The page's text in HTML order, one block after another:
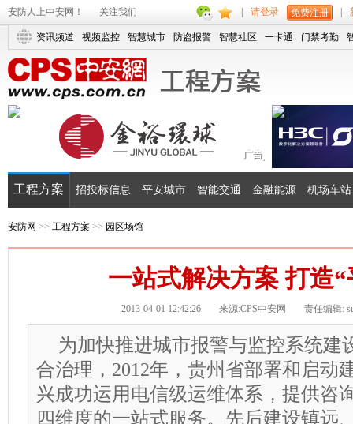
安防人上中安网！ 关注我们 请登录 免费注册
资讯频道 视频监控 智慧城市 防盗报警 智慧社区 一卡通 门禁考勤
工程方案 招投标信息 平安城市 智能交通 金融能源 机场车站
安防网 >> 工程方案 >> 园区场馆
一站式解决方案 打造
2013-04-01 12:42:26 来源:CPS中安网 责任编辑:
为加快推进城市报警与监控系统建
合治理，2012年，贵州省部署和启动
兴成功运用电信级运维体系，提供咨
四维度的一站式服务。先后建设镇远